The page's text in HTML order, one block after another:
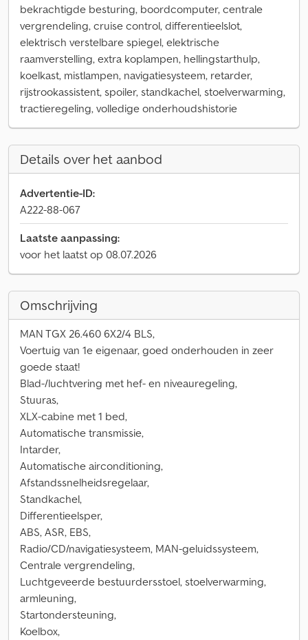
bekrachtigde besturing, boordcomputer, centrale
vergrendeling, cruise control, differentieelslot,
elektrisch verstelbare spiegel, elektrische
raamverstelling, extra koplampen, hellingstarthulp,
koelkast, mistlampen, navigatiesysteem, retarder,
rijstrookassistent, spoiler, standkachel, stoelverwarming,
tractieregeling, volledige onderhoudshistorie
Details over het aanbod
Advertentie-ID:
A222-88-067
Laatste aanpassing:
voor het laatst op 08.07.2026
Omschrijving
MAN TGX 26.460 6X2/4 BLS,
Voertuig van 1e eigenaar, goed onderhouden in zeer
goede staat!
Blad-/luchtvering met hef- en niveauregeling,
Stuuras,
XLX-cabine met 1 bed,
Automatische transmissie,
Intarder,
Automatische airconditioning,
Afstandssnelheidsregelaar,
Standkachel,
Differentieelsper,
ABS, ASR, EBS,
Radio/CD/navigatiesysteem, MAN-geluidssysteem,
Centrale vergrendeling,
Luchtgeveerde bestuurdersstoel, stoelverwarming,
armleuning,
Startondersteuning,
Koelbox,